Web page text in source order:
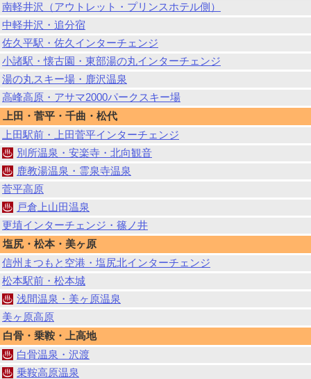
南軽井沢（アウトレット・プリンスホテル側）
中軽井沢・追分宿
佐久平駅・佐久インターチェンジ
小諸駅・懐古園・東部湯の丸インターチェンジ
湯の丸スキー場・鹿沢温泉
高峰高原・アサマ2000パークスキー場
上田・菅平・千曲・松代
上田駅前・上田菅平インターチェンジ
別所温泉・安楽寺・北向観音
鹿教湯温泉・霊泉寺温泉
菅平高原
戸倉上山田温泉
更埴インターチェンジ・篠ノ井
塩尻・松本・美ヶ原
信州まつもと空港・塩尻北インターチェンジ
松本駅前・松本城
浅間温泉・美ヶ原温泉
美ヶ原高原
白骨・乗鞍・上高地
白骨温泉・沢渡
乗鞍高原温泉